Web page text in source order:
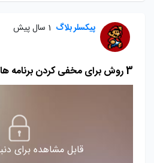
پیکسلر بلاگ 1 سال پیش
3 روش برای مخفی کردن برنامه ها در دستگاه Android
قابل مشاهده برای